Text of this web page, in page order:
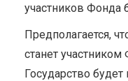
участников Фонда
Предполагается,
станет
Государство будет